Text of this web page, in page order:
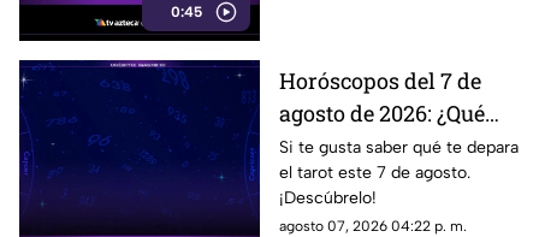
0:45
Horóscopos del 7 de
agosto de 2026: ¿Qué
revelan las cartas del
tarot?
Si te gusta saber qué te depara
el tarot este 7 de agosto.
¡Descúbrelo!
agosto 07, 2026 04:22 p. m.